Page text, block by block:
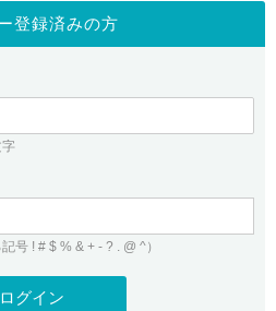
ログイン
メインをご利用希望の方
にログイン
ーザー登録
登録済みの方
号 ! # $ % & + - ? . @ ^）